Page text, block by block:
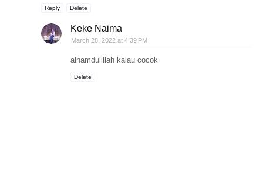
Reply Delete
Keke Naima
March 28, 2022 at 4:39 PM
alhamdulillah kalau cocok
Delete